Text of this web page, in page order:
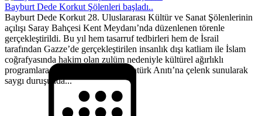
Bayburt Dede Korkut Şölenleri başladı..
Bayburt Dede Korkut 28. Uluslararası Kültür ve Sanat Şölenlerinin
açılışı Saray Bahçesi Kent Meydanı’nda düzenlenen törenle
gerçekleştirildi. Bu yıl hem tasarruf tedbirleri hem de İsrail
tarafından Gazze’de gerçekleştirilen insanlık dışı katliam ile İslam
coğrafyasında hakim olan zulüm nedeniyle kültürel ağırlıklı
programlara yer verilen şölenler Atatürk Anıtı’na çelenk sunularak
saygı duruşunda...